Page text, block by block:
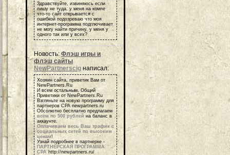
Здравствуйте, извиняюсь если
пишу не туда, у меня на компе
что-то сайт открывается с
ошибкой подозреваю что моя
интернет-программа подглючивает
не могу найти причину, у меня у
одного так или у всех?
Новость: Флэш игры и
флэш сайты
NewPartnerscig написал:
Хозяин сайта, приветик Вам от
NewPartners.Ru
И всем остальным, Общий
Приветики от NewPartners.Ru
Взгляньте на новую программу для
партнеров СРА newpartners.ru
Обсолютно бесплатно предлагаем
всем по 500 рублей на баланс в
аккаунте.
Оплачиваем весь Ваш трафик с
социальных сетей по высоким
ценам!
Узнай подробнее в партнерке -
ПАРТНЕРСКАЯ ПРОГРАММА
СРАhttp://newpartners.ru/